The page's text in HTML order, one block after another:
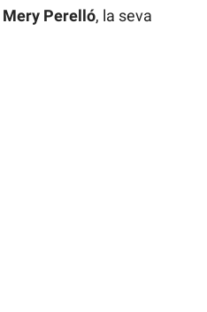
Mery Perelló, la seva